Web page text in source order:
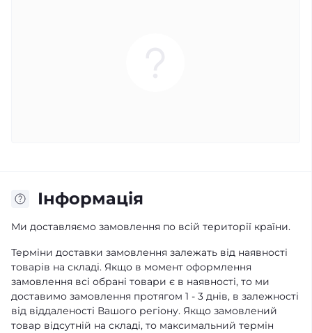
Інформація
Ми доставляємо замовлення по всій території країни.
Терміни доставки замовлення залежать від наявності
товарів на складі. Якщо в момент оформлення
замовлення всі обрані товари є в наявності, то ми
доставимо замовлення протягом 1 - 3 днів, в залежності
від віддаленості Вашого регіону. Якщо замовлений
товар відсутній на складі, то максимальний термін